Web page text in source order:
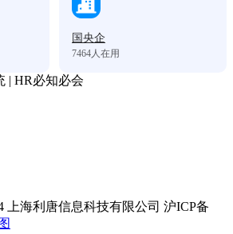
国央企
7464人在用
上海利唐信息科技有限公司 沪ICP备